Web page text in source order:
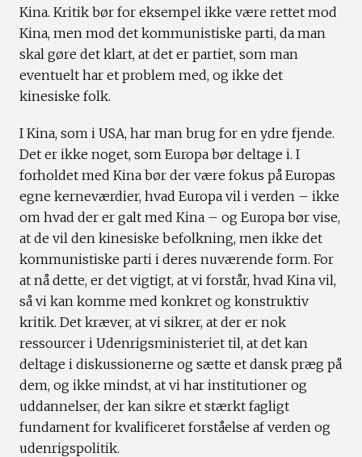
Kina. Kritik bør for eksempel ikke være rettet mod
Kina, men mod det kommunistiske parti, da man
skal gøre det klart, at det er partiet, som man
eventuelt har et problem med, og ikke det
kinesiske folk.
I Kina, som i USA, har man brug for en ydre fjende.
Det er ikke noget, som Europa bør deltage i. I
forholdet med Kina bør der være fokus på Europas
egne kerneværdier, hvad Europa vil i verden – ikke
om hvad der er galt med Kina – og Europa bør vise,
at de vil den kinesiske befolkning, men ikke det
kommunistiske parti i deres nuværende form. For
at nå dette, er det vigtigt, at vi forstår, hvad Kina vil,
så vi kan komme med konkret og konstruktiv
kritik. Det kræver, at vi sikrer, at der er nok
ressourcer i Udenrigsministeriet til, at det kan
deltage i diskussionerne og sætte et dansk præg på
dem, og ikke mindst, at vi har institutioner og
uddannelser, der kan sikre et stærkt fagligt
fundament for kvalificeret forståelse af verden og
udenrigspolitik.